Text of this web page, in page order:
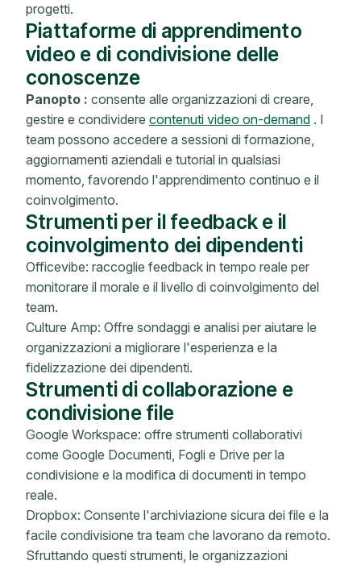
progetti.
Piattaforme di apprendimento
video e di condivisione delle
conoscenze
Panopto : consente alle organizzazioni di creare,
gestire e condividere contenuti video on-demand . I
team possono accedere a sessioni di formazione,
aggiornamenti aziendali e tutorial in qualsiasi
momento, favorendo l'apprendimento continuo e il
coinvolgimento.
Strumenti per il feedback e il
coinvolgimento dei dipendenti
Officevibe: raccoglie feedback in tempo reale per
monitorare il morale e il livello di coinvolgimento del
team.
Culture Amp: Offre sondaggi e analisi per aiutare le
organizzazioni a migliorare l'esperienza e la
fidelizzazione dei dipendenti.
Strumenti di collaborazione e
condivisione file
Google Workspace: offre strumenti collaborativi
come Google Documenti, Fogli e Drive per la
condivisione e la modifica di documenti in tempo
reale.
Dropbox: Consente l'archiviazione sicura dei file e la
facile condivisione tra team che lavorano da remoto.
Sfruttando questi strumenti, le organizzazioni